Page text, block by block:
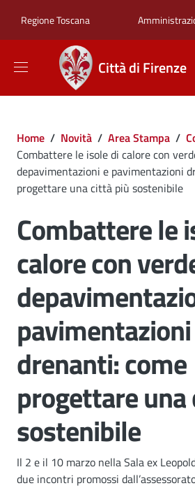
Regione Toscana Zona
Città di Firenze
Briciole di pane
Home / Novità / Area Stampa /
Combattere le isole di calore con
depavimentazioni e pavimentazioni
progettare una città più sostenibile
Combattere le
calore con
pavimentazioni
drenanti: come
progettare
sostenibile
Dettagli
Il 2 e il 10 marzo nella Sala ex
due incontri promossi